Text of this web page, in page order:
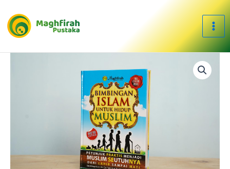
content